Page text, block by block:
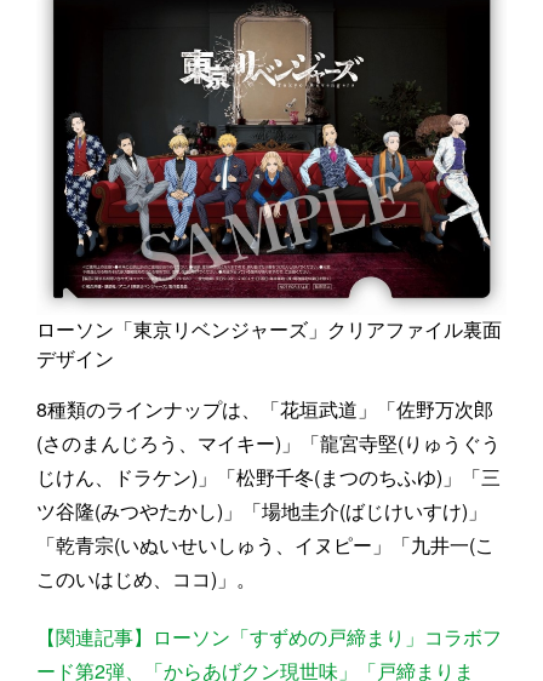
ローソン「東京リベンジャーズ」クリアファイル裏面
デザイン
8種類のラインナップは、「花垣武道」「佐野万次郎
(さのまんじろう、マイキー)」「龍宮寺堅(りゅうぐう
じけん、ドラケン)」「松野千冬(まつのちふゆ)」「三
ツ谷隆(みつやたかし)」「場地圭介(ばじけいすけ)」
「乾青宗(いぬいせいしゅう、イヌピー」「九井一(こ
このいはじめ、ココ)」。
【関連記事】ローソン「すずめの戸締まり」コラボフ
ード第2弾、「からあげクン現世味」「戸締まりま